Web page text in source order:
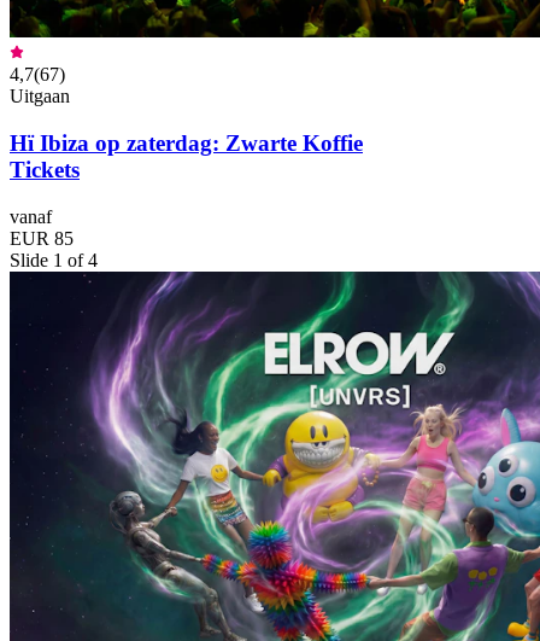
4,7(67)
Uitgaan
Hï Ibiza op zaterdag: Zwarte Koffie
Tickets
vanaf
EUR 85
Slide 1 of 4